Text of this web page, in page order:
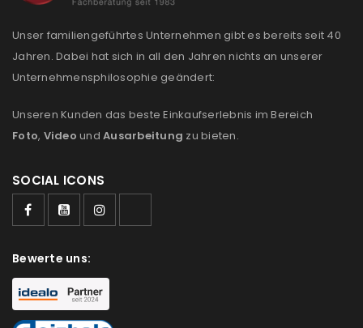
Anmeldeformular geschützt durchWP Captcha
Angemeldet bleiben
ANMELDEN
PASSWORT VERGESSEN?
REGISTRIEREN
E-Mail-Adresse
Ein Link zum Erstellen eines neuen Passworts wird an
deine E-Mail-Adresse gesendet.
Unser familiengeführtes Unternehmen gibt es bereits seit 40
Jahren. Dabei hat sich in all den Jahren nichts an unserer
Unternehmensphilosophie geändert:
Unseren Kunden das beste Einkaufserlebnis im Bereich
Foto, Video und Ausarbeitung zu bieten.
SOCIAL ICONS
Bewerte uns: